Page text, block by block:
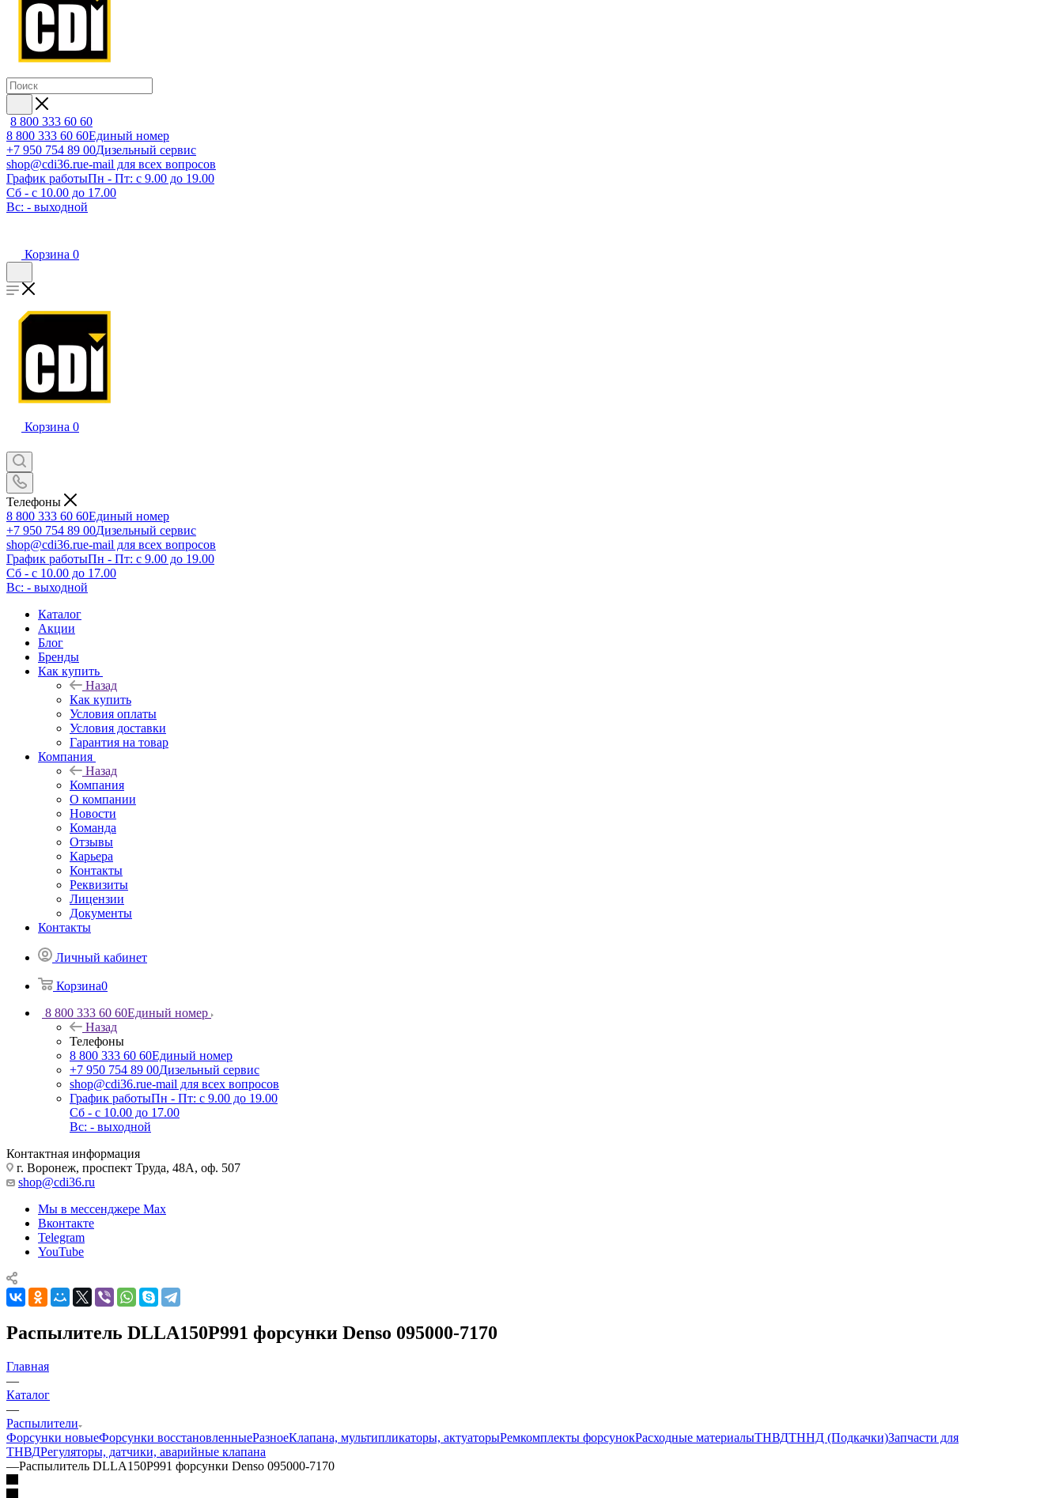
8 800 333 60 60
8 800 333 60 60Единый номер
+7 950 754 89 00Дизельный сервис
shop@cdi36.rue-mail для всех вопросов
График работыПн - Пт: с 9.00 до 19.00
Сб - с 10.00 до 17.00
Вс: - выходной
Корзина 0
Корзина 0
Телефоны
8 800 333 60 60Единый номер
+7 950 754 89 00Дизельный сервис
shop@cdi36.rue-mail для всех вопросов
График работыПн - Пт: с 9.00 до 19.00
Сб - с 10.00 до 17.00
Вс: - выходной
Каталог
Акции
Блог
Бренды
Как купить
Назад
Как купить
Условия оплаты
Условия доставки
Гарантия на товар
Компания
Назад
Компания
О компании
Новости
Команда
Отзывы
Карьера
Контакты
Реквизиты
Лицензии
Документы
Контакты
Личный кабинет
Корзина0
8 800 333 60 60Единый номер
Назад
Телефоны
8 800 333 60 60Единый номер
+7 950 754 89 00Дизельный сервис
shop@cdi36.rue-mail для всех вопросов
График работыПн - Пт: с 9.00 до 19.00
Сб - с 10.00 до 17.00
Вс: - выходной
Контактная информация
г. Воронеж, проспект Труда, 48А, оф. 507
shop@cdi36.ru
Мы в мессенджере Max
Вконтакте
Telegram
YouTube
Распылитель DLLA150P991 форсунки Denso 095000-7170
Главная
—
Каталог
—
Распылители
Форсунки новыеФорсунки восстановленныеРазноеКлапана, мультипликаторы, актуаторыРемкомплекты форсунокРасходные материалыТНВДТННД (Подкачки)Запчасти для
ТНВДРегуляторы, датчики, аварийные клапана
—Распылитель DLLA150P991 форсунки Denso 095000-7170